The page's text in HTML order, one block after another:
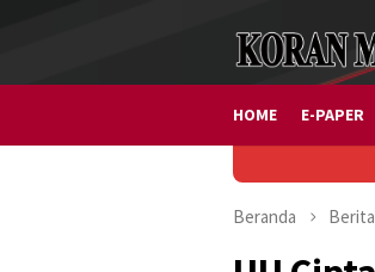
HOME E-PAPER
Beranda Berita